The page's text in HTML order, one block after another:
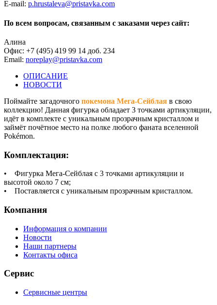
E-mail: p.hrustaleva@pristavka.com
По всем вопросам, связанным с заказами через сайт:
Алина
Офис: +7 (495) 419 99 14 доб. 234
Email: noreplay@pristavka.com
ОПИСАНИЕ
НОВОСТИ
Поймайте загадочного покемона Мега-Сейблая в свою
коллекцию! Данная фигурка обладает 3 точками артикуляции,
идёт в комплекте с уникальным прозрачным кристаллом и
займёт почётное место на полке любого фаната вселенной
Pokémon.
Комплектация:
• Фигурка Мега-Сейблая с 3 точками артикуляции и
высотой около 7 см;
• Поставляется с уникальным прозрачным кристаллом.
Компания
Информация о компании
Новости
Наши партнеры
Контакты офиса
Сервис
Сервисные центры